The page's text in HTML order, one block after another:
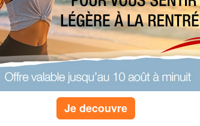
!
: cette semaine nous
une recette que
tout en respectant les
deux recettes :
Je decouvre